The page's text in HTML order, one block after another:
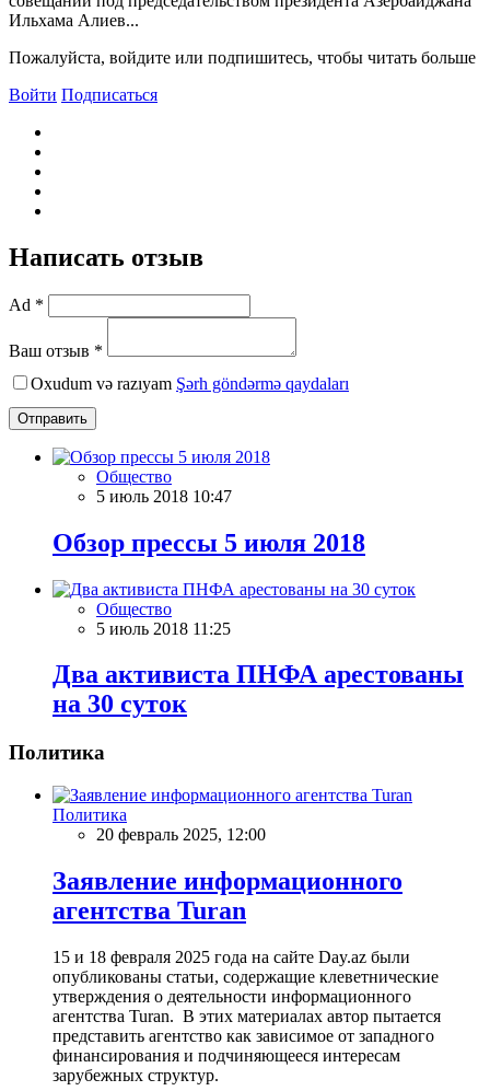
Ильхама Алиев...
Пожалуйста, войдите или подпишитесь, чтобы читать больше
Войти Подписаться
Написать отзыв
Ad *
Ваш отзыв *
Oxudum və razıyam Şərh göndərmə qaydaları
Отправить
Общество
5 июль 2018 10:47
Обзор прессы 5 июля 2018
Общество
5 июль 2018 11:25
Два активиста ПНФА арестованы
на 30 суток
Политика
Политика
20 февраль 2025, 12:00
Заявление информационного
агентства Turan
15 и 18 февраля 2025 года на сайте Day.az были
опубликованы статьи, содержащие клеветнические
утверждения о деятельности информационного
агентства Turan. В этих материалах автор пытается
представить агентство как зависимое от западного
финансирования и подчиняющееся интересам
зарубежных структур.